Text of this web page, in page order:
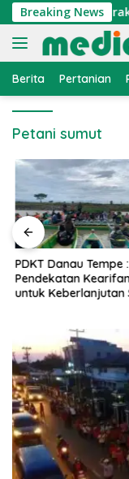
Langsung
ke
konten
Breaking News
Nelayan,
Berita Pertanian
Petani sumut
PDKT Danau Tempe :
Pendekatan
untuk Keberlanjutan